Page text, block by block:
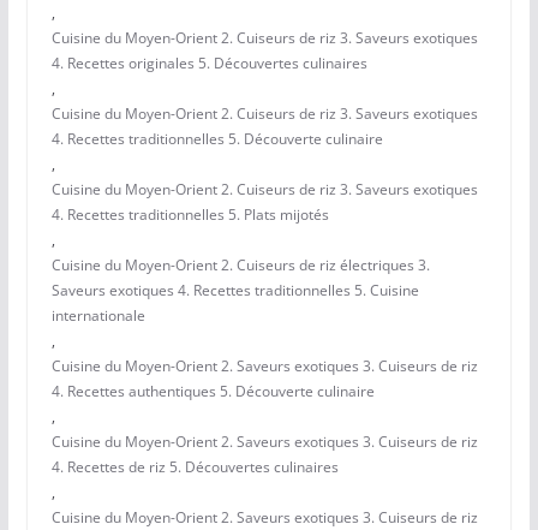
,
Cuisine du Moyen-Orient 2. Cuiseurs de riz 3. Saveurs exotiques
4. Recettes originales 5. Découvertes culinaires
,
Cuisine du Moyen-Orient 2. Cuiseurs de riz 3. Saveurs exotiques
4. Recettes traditionnelles 5. Découverte culinaire
,
Cuisine du Moyen-Orient 2. Cuiseurs de riz 3. Saveurs exotiques
4. Recettes traditionnelles 5. Plats mijotés
,
Cuisine du Moyen-Orient 2. Cuiseurs de riz électriques 3.
Saveurs exotiques 4. Recettes traditionnelles 5. Cuisine
internationale
,
Cuisine du Moyen-Orient 2. Saveurs exotiques 3. Cuiseurs de riz
4. Recettes authentiques 5. Découverte culinaire
,
Cuisine du Moyen-Orient 2. Saveurs exotiques 3. Cuiseurs de riz
4. Recettes de riz 5. Découvertes culinaires
,
Cuisine du Moyen-Orient 2. Saveurs exotiques 3. Cuiseurs de riz